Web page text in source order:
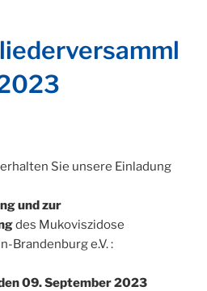
Sie unsere Einladung
und zur
des Mukoviszidose
Brandenburg e.V. :
09. September 2023